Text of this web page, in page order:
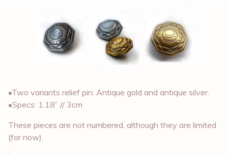
•Two variants relief pin: Antique gold and antique silver.
•Specs: 1.18” // 3cm
These pieces are not numbered, although they are limited
(for now).
.